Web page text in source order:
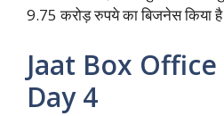
9.75 करोड़ रुपये का बिजनेस किया
Jaat Box
Day 4